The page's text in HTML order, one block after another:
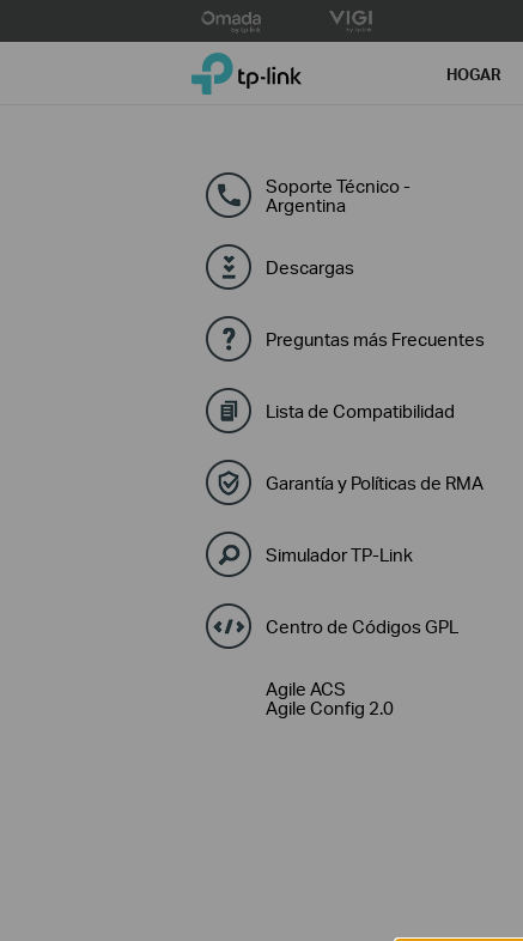
to
TP-Link, Reliably Smart HOGAR
Soporte Técnico -
Argentina
Descargas
Preguntas más Frecuentes
Lista de Compatibilidad
Garantía y Políticas de RMA
Simulador TP-Link
Centro de Códigos GPL
Agile ACS
Agile Config 2.0